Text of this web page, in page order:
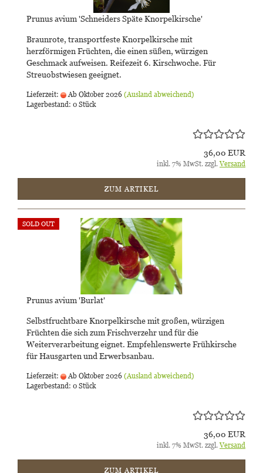
Prunus avium 'Schneiders Späte Knorpelkirsche'
Braunrote, transportfeste Knorpelkirsche mit
herzförmigen Früchten, die einen süßen, würzigen
Geschmack aufweisen. Reifezeit 6. Kirschwoche. Für
Streuobstwiesen geeignet.
Lieferzeit: Ab Oktober 2026 (Ausland abweichend)
Lagerbestand: 0 Stück
36,00 EUR
inkl. 7% MwSt. zzgl.Versand
ZUM ARTIKEL
SOLD OUT
Prunus avium 'Burlat'
Selbstfruchtbare Knorpelkirsche mit großen, würzigen
Früchten die sich zum Frischverzehr und für die
Weiterverarbeitung eignet. Empfehlenswerte Frühkirsche
für Hausgarten und Erwerbsanbau.
Lieferzeit: Ab Oktober 2026 (Ausland abweichend)
Lagerbestand: 0 Stück
36,00 EUR
inkl. 7% MwSt. zzgl.Versand
ZUM ARTIKEL